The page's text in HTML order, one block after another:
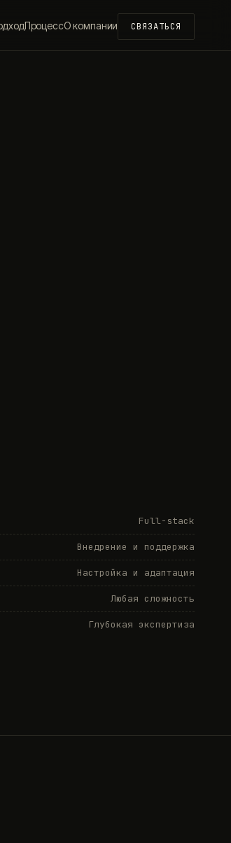
ПроцессО компании СВЯЗАТЬСЯ
Full-stack
Внедрение и поддержка
Настройка и адаптация
Любая сложность
Глубокая экспертиза